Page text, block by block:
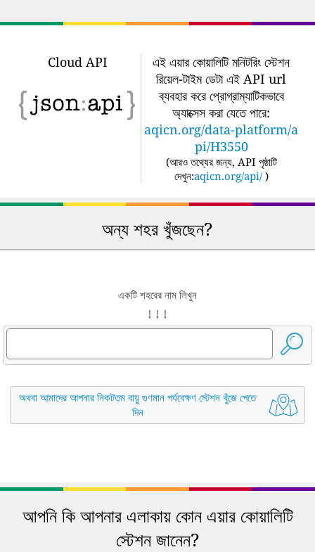
Cloud API
এই এয়ার কোয়ালিটি মনিটরিং স্টেশন
রিয়েল-টাইম ডেটা এই API url
ব্যবহার করে প্রোগ্রাম্যাটিকভাবে
অ্যাক্সেস করা যেতে পারে:
aqicn.org/data-platform/a
pi/H3550
(আরও তথ্যের জন্য, API পৃষ্ঠাটি
দেখুন:aqicn.org/api/ )
অন্য শহর খুঁজছেন?
একটি শহরের নাম লিখুন
↓ ↓ ↓
অথবা আমাদের আপনার নিকটতম বায়ু গুণমান পর্যবেক্ষণ স্টেশন খুঁজে পেতে
দিন
আপনি কি আপনার এলাকায় কোন এয়ার কোয়ালিটি
স্টেশন জানেন?